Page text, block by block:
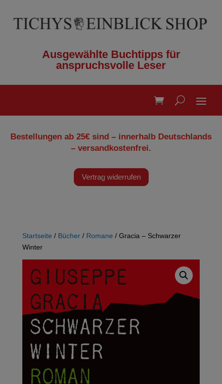
Ausgewählte Buchtipps für
anspruchsvolle Leser
Bestellungen ab 25€ sind – innerhalb Deutschlands
– versandkostenfrei.
Vertrag widerrufen
Startseite / Bücher/ Romane / Gracia – Schwarzer
Winter